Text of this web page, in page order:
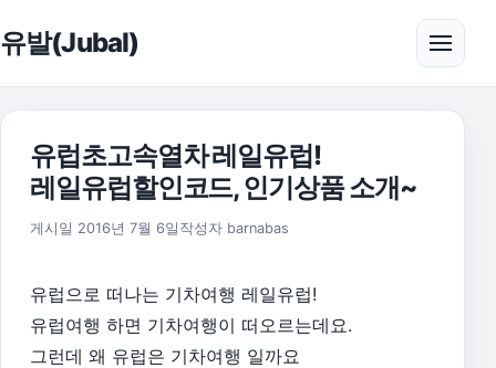
유발(Jubal) 메뉴
유럽초고속열차 레일유럽!
레일유럽할인코드, 인기상품 소개~
게시일 2016년 7월 6일 작성자 barnabas
유럽으로 떠나는 기차여행 레일유럽!
유럽여행 하면 기차여행이 떠오르는데요.
그런데 왜 유럽은 기차여행 일까요